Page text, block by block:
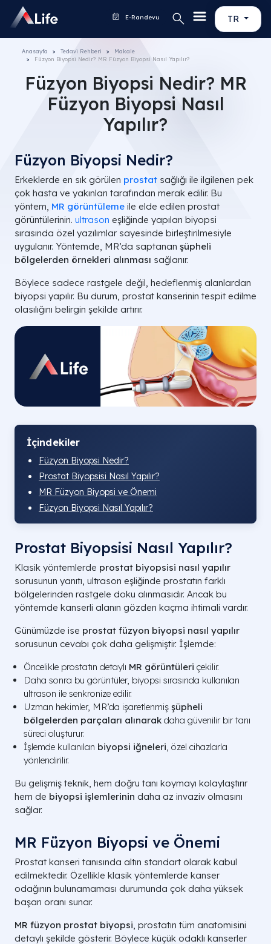
TR
E-Randevu
Anasayfa Tedavi Rehberi
Makale
Füzyon Biyopsi Nedir? MR Füzyon Biyopsi Nasıl Yapılır?
Füzyon Biyopsi Nedir? MR
Füzyon Biyopsi Nasıl
Yapılır?
Füzyon Biyopsi Nedir?
Erkeklerde en sık görülen prostat sağlığı ile ilgilenen pek
çok hasta ve yakınları tarafından merak edilir. Bu
yöntem, MR görüntüleme ile elde edilen prostat
görüntülerinin. ultrason eşliğinde yapılan biyopsi
sırasında özel yazılımlar sayesinde birleştirilmesiyle
uygulanır. Yöntemde, MR’da saptanan şüpheli
bölgelerden örnekleri alınması sağlanır.
Böylece sadece rastgele değil, hedeflenmiş alanlardan
biyopsi yapılır. Bu durum, prostat kanserinin tespit edilme
olasılığını belirgin şekilde artırır.
İçindekiler
Füzyon Biyopsi Nedir?
Prostat Biyopsisi Nasıl Yapılır?
MR Füzyon Biyopsi ve Önemi
Füzyon Biyopsi Nasıl Yapılır?
Prostat Biyopsisi Nasıl Yapılır?
Klasik yöntemlerde prostat biyopsisi nasıl yapılır
sorusunun yanıtı, ultrason eşliğinde prostatın farklı
bölgelerinden rastgele doku alınmasıdır. Ancak bu
yöntemde kanserli alanın gözden kaçma ihtimali vardır.
Günümüzde ise prostat füzyon biyopsi nasıl yapılır
sorusunun cevabı çok daha gelişmiştir. İşlemde:
Öncelikle prostatın detaylı MR görüntüleri çekilir.
Daha sonra bu görüntüler, biyopsi sırasında kullanılan
ultrason ile senkronize edilir.
Uzman hekimler, MR’da işaretlenmiş şüpheli
bölgelerden parçaları alınarak daha güvenilir bir tanı
süreci oluşturur.
İşlemde kullanılan biyopsi iğneleri, özel cihazlarla
yönlendirilir.
Bu gelişmiş teknik, hem doğru tanı koymayı kolaylaştırır
hem de biyopsi işlemlerinin daha az invaziv olmasını
sağlar.
MR Füzyon Biyopsi ve Önemi
Prostat kanseri tanısında altın standart olarak kabul
edilmektedir. Özellikle klasik yöntemlerde kanser
odağının bulunamaması durumunda çok daha yüksek
başarı oranı sunar.
MR füzyon prostat biyopsi, prostatın tüm anatomisini
detaylı şekilde gösterir. Böylece küçük odaklı kanserler